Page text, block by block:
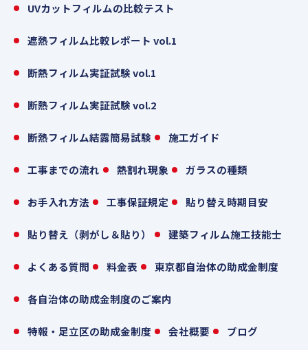
UVカットフィルムの比較テスト
遮熱フィルム比較レポート vol.1
断熱フィルム実証試験 vol.1
断熱フィルム実証試験 vol.2
断熱フィルム結露簡易試験 施工ガイド
工事までの流れ 熱割れ現象 ガラスの種類
お手入れ方法 工事保証規定 貼り替え時期目安
貼り替え（剥がし＆貼り） 建築フィルム施工技能士
よくある質問 料金表 東京都自治体の助成金制度
各自治体の助成金制度のご案内
特報・足立区の助成金制度 会社概要 ブログ